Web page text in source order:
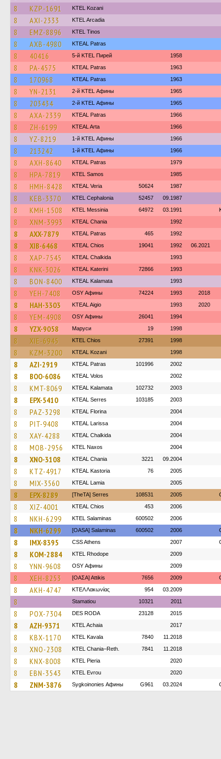
8 KZP-1691 ΚΤΕL Kozani
8 AXI-2333 KTEL Arcadia
8 EMZ-8896 KTEL Tinos
8 AXB-4980 KTEAL Patras
8 40416 5-й KTEL Пирей 1958
8 PA-4575 KTEAL Patras 1963
8 170968 KTEAL Patras 1963
8 YN-2131 2-й KTEL Афины 1965
8 203434 2-й KTEL Афины 1965
8 AXA-2339 KTEAL Patras 1966
8 ZH-6199 KTEAL Arta 1966
8 YZ-8219 1-й KTEL Афины 1966
8 213242 1-й KTEL Афины 1966
8 AXH-8640 KTEAL Patras 1979
8 HPA-7819 KTEL Samos 1985
8 HMH-8428 KTEAL Veria 50624 1987
8 KEB-3370 KTEL Cephalonia 52457 09.1987
8 KMH-1508 KTEL Messinia 64972 03.1991
8 XNM-3993 KTEAL Chania 1992
8 AXX-7879 KTEAL Patras 465 1992
8 XIB-6468 KTEAL Chios 19041 1992 06.2021
8 XAP-7545 KTEAL Chalkida 1993
8 KNK-3026 KTEAL Katerini 72866 1993
8 BON-8400 KTEAL Kalamata 1993
8 YEH-7408 OSY Афины 74224 1993 2018
8 HAH-3303 KTEAL Aigio 1993 2020
8 YEM-4908 OSY Афины 26041 1994
8 YZX-9058 Маруси 19 1998
8 XIE-6945 KTEL Chios 27391 1998
8 KZM-3200 KTEAL Kozani 1998
8 AZI-2919 KTEAL Patras 101996 2002
8 BOO-6086 KTEAL Volos 2002
8 KMT-8069 KTEAL Kalamata 102732 2003
8 EPX-5410 KTEAL Serres 103185 2003
8 PAZ-3298 KTEAL Florina 2004
8 PIT-9408 KTEAL Larissa 2004
8 XAY-4288 KTEAL Chalkida 2004
8 MOB-2956 KTEL Naxos 2004
8 XNO-3108 KTEAL Chania 3221 09.2004
8 KTZ-4917 KTEAL Kastoria 76 2005
8 MIX-3560 KTEAL Lamia 2005
8 EPX-8289 [TheTA] Serres 108531 2005
8 XIZ-4001 KTEAL Chios 453 2006
8 NKH-6299 KTEL Salaminas 600502 2006
8 NKH-6299 [OASA] Salaminas 600502 2006
8 IMX-8395 CSS Athens 2007
8 KOM-2884 KTEL Rhodope 2009
8 YNN-9608 OSY Афины 2009
8 XEH-8253 [ΟΑΣΑ] Αttikis 7656 2009
8 AKH-4747 ΚΤΕΛ Λακωνίας 954 03.2009
8 Stamatiou 10321 2011
8 POX-7304 DES RODA 23128 2015
8 AZH-9371 KTEL Achaia 2017
8 KBX-1170 KTEL Kavala 7840 11.2018
8 XNO-2308 KTEL Chania–Reth. 7841 11.2018
8 KNX-8008 KTEL Pieria 2020
8 EBN-3543 KTEL Evrou 2020
8 ZNM-3876 Sygkoinonies Афины G961 03.2024